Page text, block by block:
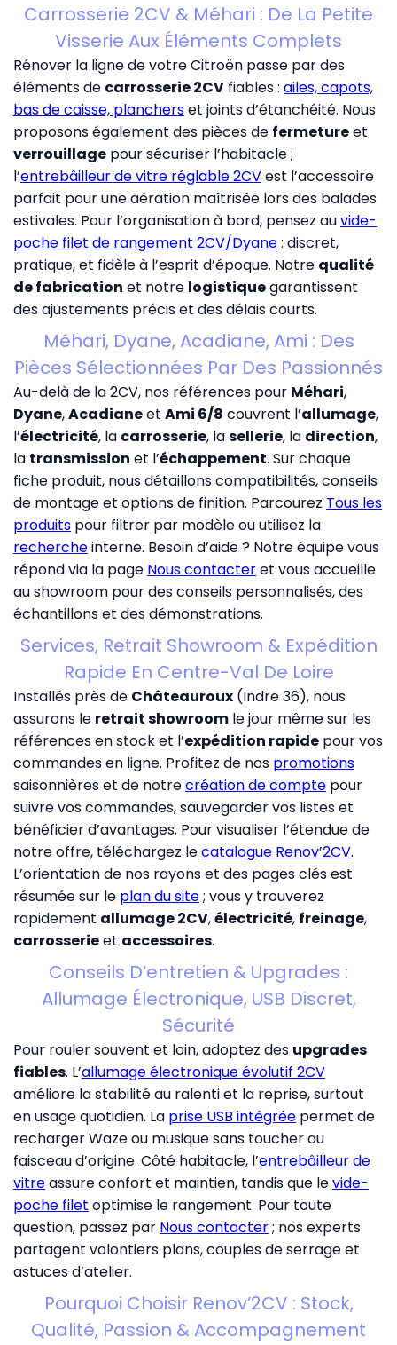
Carrosserie 2CV & Méhari : De La Petite
Visserie Aux Éléments Complets
Rénover la ligne de votre Citroën passe par des
éléments de carrosserie 2CV fiables : ailes, capots,
bas de caisse, plancherset joints d’étanchéité. Nous
proposons également des pièces de fermetureet
verrouillage pour sécuriser l’habitacle ;
l’entrebâilleur de vitre réglable 2CVest l’accessoire
parfait pour une aération maîtrisée lors des balades
estivales. Pour l’organisation à bord, pensez auvide-
poche filet de rangement 2CV/Dyane: discret,
pratique, et fidèle à l’esprit d’époque. Notre qualité
de fabrication et notre logistiquegarantissent
des ajustements précis et des délais courts.
Méhari, Dyane, Acadiane, Ami : Des
Pièces Sélectionnées Par Des Passionnés
Au-delà de la 2CV, nos références pour Méhari,
Dyane,Acadianeet Ami 6/8 couvrent l’allumage,
l’électricité, la carrosserie, lasellerie, la direction,
la transmission et l’échappement. Sur chaque
fiche produit, nous détaillons compatibilités, conseils
de montage et options de finition. Parcourez Tous les
produits pour filtrer par modèle ou utilisez la
rechercheinterne. Besoin d’aide ? Notre équipe vous
répond via la page Nous contacteret vous accueille
au showroom pour des conseils personnalisés, des
échantillons et des démonstrations.
Services, Retrait Showroom & Expédition
Rapide En Centre-Val De Loire
Installés près de Châteauroux (Indre 36), nous
assurons le retrait showroom le jour même sur les
références en stock et l’expédition rapide pour vos
commandes en ligne. Profitez de nos promotions
saisonnières et de notrecréation de compte pour
suivre vos commandes, sauvegarder vos listes et
bénéficier d’avantages. Pour visualiser l’étendue de
notre offre, téléchargez lecatalogue Renov’2CV.
L’orientation de nos rayons et des pages clés est
résumée sur le plan du site; vous y trouverez
rapidement allumage 2CV,électricité, freinage,
carrosserieet accessoires.
Conseils D’entretien & Upgrades :
Allumage Électronique, USB Discret,
Sécurité
Pour rouler souvent et loin, adoptez des upgrades
fiables. L’allumage électronique évolutif 2CV
améliore la stabilité au ralenti et la reprise, surtout
en usage quotidien. La prise USB intégrée permet de
recharger Waze ou musique sans toucher au
faisceau d’origine. Côté habitacle, l’entrebâilleur de
vitreassure confort et maintien, tandis que levide-
poche filet optimise le rangement. Pour toute
question, passez par Nous contacter; nos experts
partagent volontiers plans, couples de serrage et
astuces d’atelier.
Pourquoi Choisir Renov’2CV : Stock,
Qualité, Passion & Accompagnement